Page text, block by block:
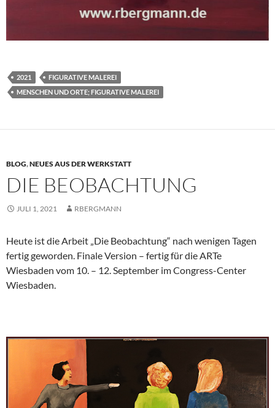
2021
FIGURATIVE MALEREI
MENSCHEN UND ORTE; FIGURATIVE MALEREI
BLOG,NEUES AUS DER WERKSTATT
DIE BEOBACHTUNG
JULI 1, 2021 RBERGMANN
Heute ist die Arbeit „Die Beobachtung“ nach wenigen Tagen
fertig geworden. Finale Version – fertig für die ARTe
Wiesbaden vom 10. – 12. September im Congress-Center
Wiesbaden.